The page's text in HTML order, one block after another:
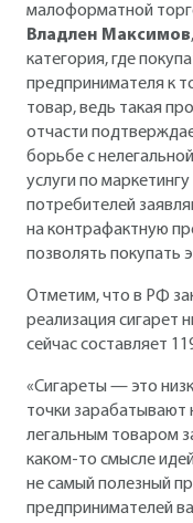
малоформатной
Владлен Максимов
категория, где
предпринимателя к
товар, ведь такая
отчасти
борьбе с
услуги по маркетингу
потребителей
на контрафактную
позволять покупать
Отметим, что в РФ
реализация сигарет
сейчас составляет
«Сигареты — это
точки зарабатывают
легальным товаром
каком-то смысле
не самый полезный
предпринимателей